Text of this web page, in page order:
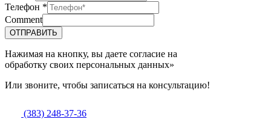
Телефон *
Comment
ОТПРАВИТЬ
Нажимая на кнопку, вы даете согласие на
обработку своих персональных данных»
Или звоните, чтобы записаться на консультацию!
(383) 248-37-36